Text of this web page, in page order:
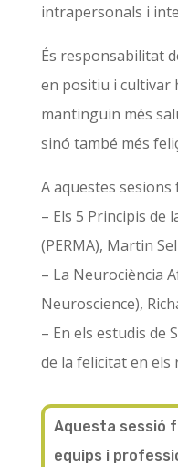
intrapersonals i
És responsabilitat
en positiu i cultivar
mantinguin més
sinó també més
A aquestes
– Els 5 Principis de
(PERMA), Martin
– La Neurociència
Neuroscience),
– En els estudis de
de la felicitat en els
Aquesta sessió
equips i